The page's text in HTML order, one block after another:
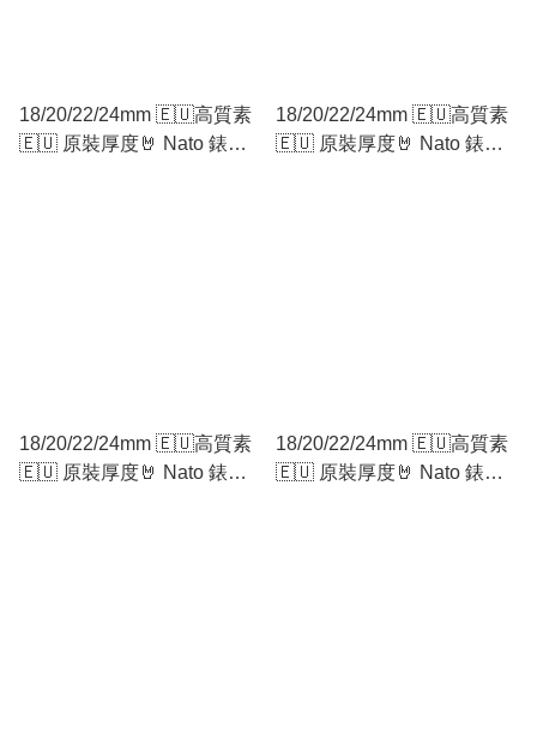
18/20/22/24mm 🇪🇺高質素
🇪🇺 原裝厚度🤘 Nato 錶帶
18/20/22/24mm 🇪🇺高質素
🇪🇺 原裝厚度🤘 Nato 錶帶
18/20/22/24mm 🇪🇺高質素
🇪🇺 原裝厚度🤘 Nato 錶帶
18/20/22/24mm 🇪🇺高質素
🇪🇺 原裝厚度🤘 Nato 錶帶